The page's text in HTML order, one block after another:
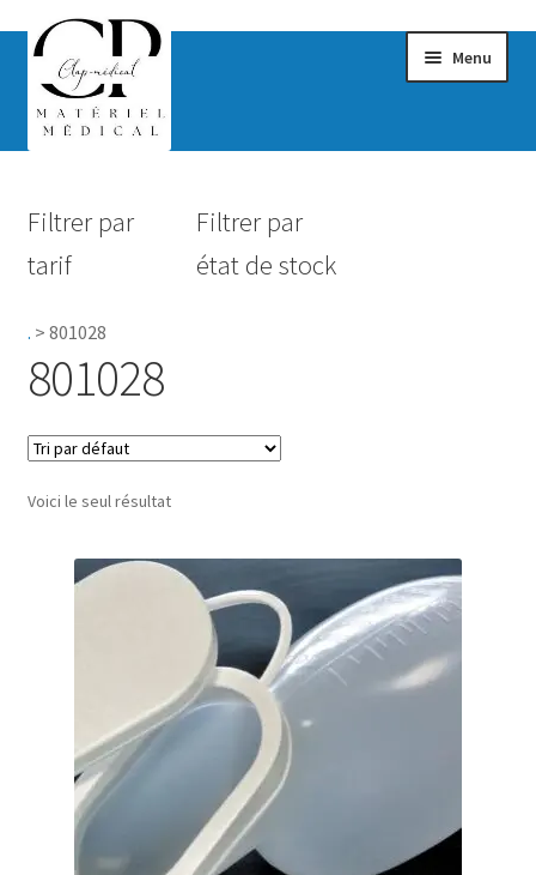
Menu
Hygiène
Accessoires Salle de bain
Sécurité
Filtrer par
tarif
Filtrer par
état de stock
. > 801028
801028
Voici le seul résultat